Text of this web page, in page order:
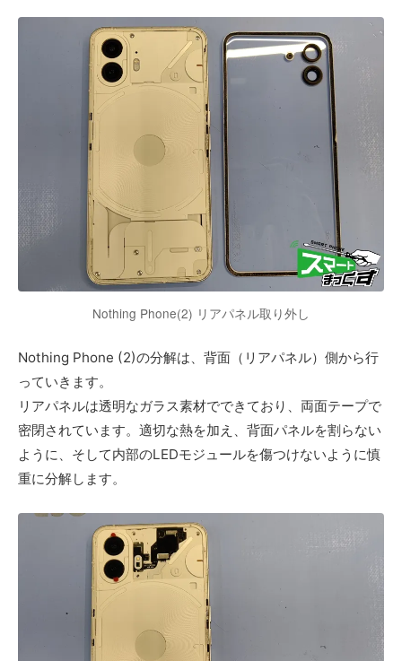
Nothing Phone(2) リアパネル取り外し
Nothing Phone (2)の分解は、背面（リアパネル）側から行
っていきます。
リアパネルは透明なガラス素材でできており、両面テープで
密閉されています。適切な熱を加え、背面パネルを割らない
ように、そして内部のLEDモジュールを傷つけないように慎
重に分解します。